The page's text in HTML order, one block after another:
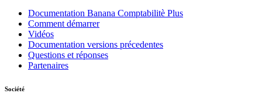
Documentation Banana Comptabilitè Plus
Comment démarrer
Vidéos
Documentation versions précedentes
Questions et réponses
Partenaires
Société